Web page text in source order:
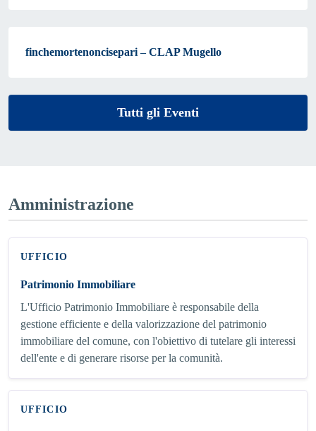
finchemortenoncisepari – CLAP Mugello
Tutti gli Eventi
Amministrazione
UFFICIO
Patrimonio Immobiliare
L'Ufficio Patrimonio Immobiliare è responsabile della
gestione efficiente e della valorizzazione del patrimonio
immobiliare del comune, con l'obiettivo di tutelare gli interessi
dell'ente e di generare risorse per la comunità.
UFFICIO